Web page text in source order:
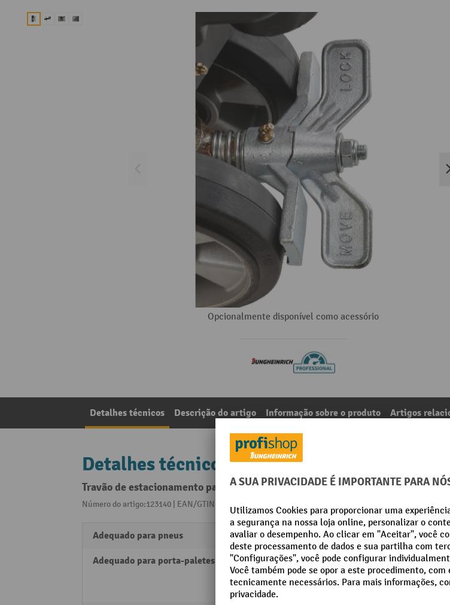
Opcionalmente disponível como acessório
Detalhes técnicos Descrição do artigo Informação sobre o produto Artigos
Detalhes técnicos
Travão de estacionamento para porta-paletes manuais Jungheinrich AM 22 +
Número do artigo:123140 | EAN/GTIN:4055091295992 Da categoria:
Adequado para pneus Borracha maciça
Adequado para porta-paletes
AM 22
AMW 22
AMW 22p
Material
Peso